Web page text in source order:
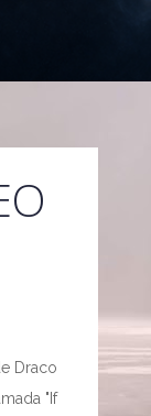
Draco
"If